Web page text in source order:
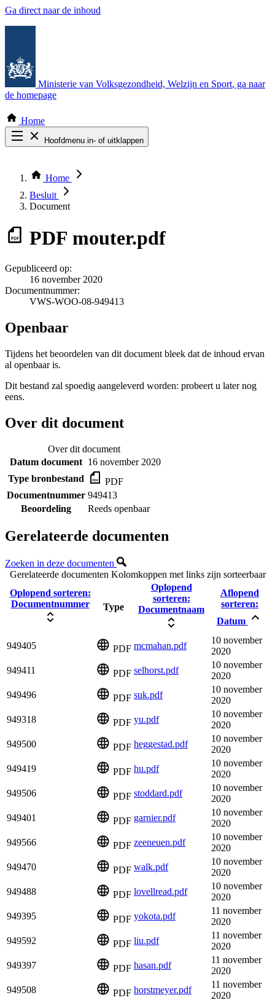
Ga direct naar de inhoud
Ministerie van Volksgezondheid, Welzijn en Sport, ga naar
de homepage
Home
Hoofdmenu in- of uitklappen
Thema COVID-19
Bekijk per bestuursorgaan
Home
Besluit
Document
PDF mouter.pdf
Gepubliceerd op:
16 november 2020
Documentnummer:
VWS-WOO-08-949413
Openbaar
Tijdens het beoordelen van dit document bleek dat de inhoud ervan
al openbaar is.
Dit bestand zal spoedig aangeleverd worden: probeert u later nog
eens.
Over dit document
Over dit document
Datum document 16 november 2020
Type bronbestand
PDF
Documentnummer 949413
Beoordeling
Reeds openbaar
Gerelateerde documenten
Zoeken in deze documenten
Gerelateerde documenten Kolomkoppen met links zijn sorteerbaar
Oplopend sorteren:
Documentnummer
Type
Oplopend
sorteren:
Documentnaam
Aflopend
sorteren:
Datum
949405 PDF mcmahan.pdf
10 november
2020
949411
PDF selhorst.pdf
10 november
2020
949496
PDF suk.pdf
10 november
2020
949318
PDF yu.pdf
10 november
2020
949500
PDF heggestad.pdf
10 november
2020
949419
PDF hu.pdf
10 november
2020
949506
PDF stoddard.pdf
10 november
2020
949401
PDF garnier.pdf
10 november
2020
949566
PDF zeeneuen.pdf
10 november
2020
949470
PDF walk.pdf
10 november
2020
949488
PDF lovellread.pdf
10 november
2020
949395
PDF yokota.pdf
11 november
2020
949592
PDF liu.pdf
11 november
2020
949397
PDF hasan.pdf
11 november
2020
949508
PDF horstmeyer.pdf
11 november
2020